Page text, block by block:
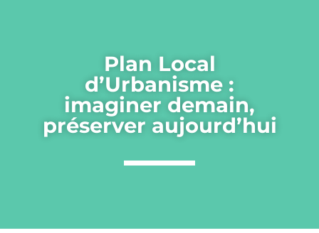
Plan Local
d’Urbanisme :
imaginer demain,
préserver aujourd’hui